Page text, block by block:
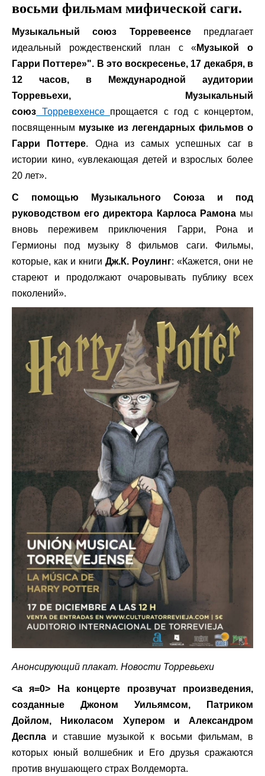
восьми фильмам мифической саги.
Музыкальный союз Торревеенсепредлагает
идеальный рождественский план с «Музыкой о
Гарри Поттере»". В это воскресенье, 17 декабря, в
12 часов, в Международной аудитории
Торревьехи,
Музыкальный
союз Торревехенсе прощается с год с концертом,
посвященным музыке из легендарных фильмов о
Гарри Поттере. Одна из самых успешных саг в
истории кино, «увлекающая детей и взрослых более
20 лет».
С помощью Музыкального Союза и под
руководством его директора Карлоса Рамонамы
вновь переживем приключения Гарри, Рона и
Гермионы под музыку 8 фильмов саги. Фильмы,
которые, как и книги Дж.К. Роулинг: «Кажется, они не
стареют и продолжают очаровывать публику всех
поколений».
Анонсирующий плакат. Новости Торревьехи
<а я=0> На концерте прозвучат произведения,
созданные Джоном Уильямсом, Патриком
Дойлом, Николасом Хупером и Александром
Деспла и ставшие музыкой к восьми фильмам, в
которых юный волшебник и Его друзья сражаются
против внушающего страх Волдеморта.